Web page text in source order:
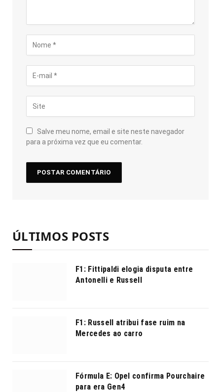
Salve meu nome, email e site neste navegador
para a próxima vez que eu comentar.
ÚLTIMOS POSTS
F1: Fittipaldi elogia disputa entre
Antonelli e Russell
F1: Russell atribui fase ruim na
Mercedes ao carro
Fórmula E: Opel confirma Pourchaire
para era Gen4